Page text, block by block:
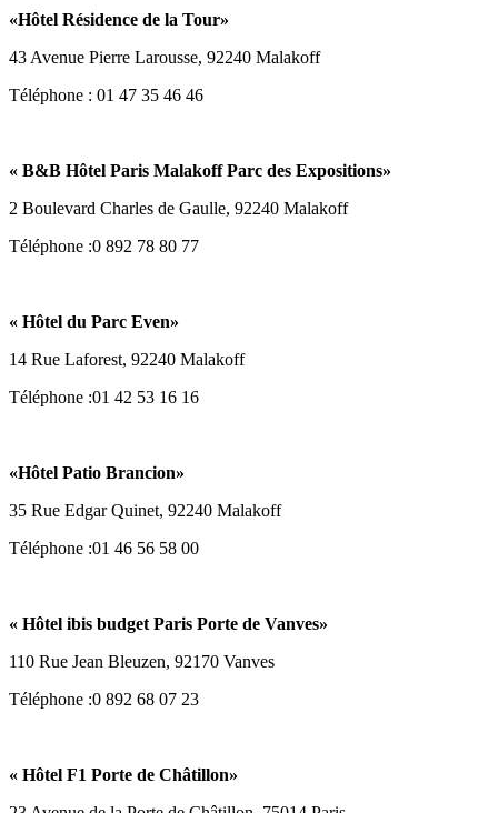
«Hôtel Résidence de la Tour»
43 Avenue Pierre Larousse, 92240 Malakoff
Téléphone : 01 47 35 46 46
« B&B Hôtel Paris Malakoff Parc des Expositions»
2 Boulevard Charles de Gaulle, 92240 Malakoff
Téléphone :0 892 78 80 77
« Hôtel du Parc Even»
14 Rue Laforest, 92240 Malakoff
Téléphone :01 42 53 16 16
«Hôtel Patio Brancion»
35 Rue Edgar Quinet, 92240 Malakoff
Téléphone :01 46 56 58 00
« Hôtel ibis budget Paris Porte de Vanves»
110 Rue Jean Bleuzen, 92170 Vanves
Téléphone :0 892 68 07 23
« Hôtel F1 Porte de Châtillon»